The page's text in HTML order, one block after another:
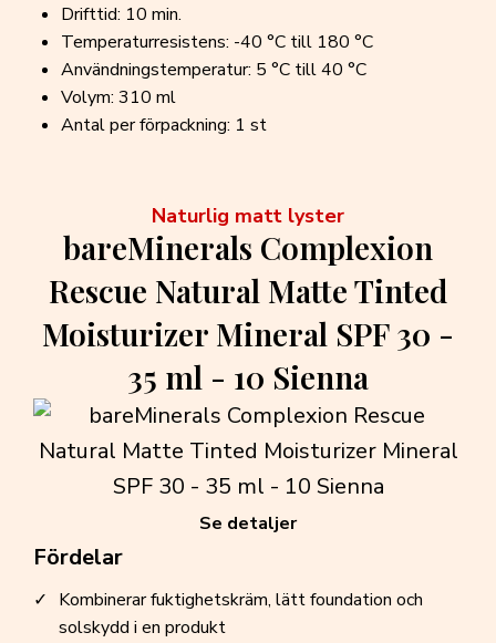
Drifttid: 10 min.
Temperaturresistens: -40 °C till 180 °C
Användningstemperatur: 5 °C till 40 °C
Volym: 310 ml
Antal per förpackning: 1 st
Naturlig matt lyster
bareMinerals Complexion
Rescue Natural Matte Tinted
Moisturizer Mineral SPF 30 -
35 ml - 10 Sienna
Fördelar
Kombinerar fuktighetskräm, lätt foundation och
solskydd i en produkt
Se detaljer